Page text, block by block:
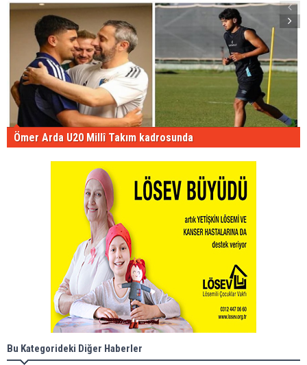
Ömer Arda U20 Millî Takım kadrosunda
Bu Kategorideki Diğer Haberler